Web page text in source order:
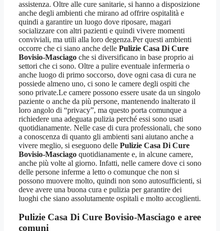
assistenza. Oltre alle cure sanitarie, si hanno a disposizione
anche degli ambienti che mirano ad offrire ospitalità e
quindi a garantire un luogo dove riposare, magari
socializzare con altri pazienti e quindi vivere momenti
conviviali, ma utili alla loro degenza.Per questi ambienti
occorre che ci siano anche delle Pulizie Casa Di Cure
Bovisio-Masciago che si diversificano in base proprio ai
settori che ci sono. Oltre a pulire eventuale infermeria o
anche luogo di primo soccorso, dove ogni casa di cura ne
possiede almeno uno, ci sono le camere degli ospiti che
sono private.Le camere possono essere usate da un singolo
paziente o anche da più persone, mantenendo inalterato il
loro angolo di “privacy”, ma questo porta comunque a
richiedere una adeguata pulizia perché essi sono usati
quotidianamente. Nelle case di cura professionali, che sono
a conoscenza di quanto gli ambienti sani aiutano anche a
vivere meglio, si eseguono delle Pulizie Casa Di Cure
Bovisio-Masciago quotidianamente e, in alcune camere,
anche più volte al giorno. Infatti, nelle camere dove ci sono
delle persone inferme a letto o comunque che non si
possono muovere molto, quindi non sono autosufficienti, si
deve avere una buona cura e pulizia per garantire dei
luoghi che siano assolutamente ospitali e molto accoglienti.
Pulizie Casa Di Cure Bovisio-Masciago e aree
comuni